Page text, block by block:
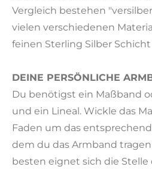
Vergleich bestehen
vielen verschiedenen
feinen Sterling Silber
DEINE PERSÖNLICHE
Du benötigst ein Maßband
und ein Lineal. Wickle das
Faden um das
dem du das Armband
besten eignet sich die